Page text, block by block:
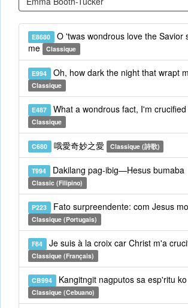
E8680 O 'twas wondrous love the Savior
me
Classique
E994 Oh, how dark the night that wrapt
Classique
E487 What a wondrous fact, I'm crucified
Classique
C680 哦愛奇妙之愛 Classique (詩歌)
T994 Dakilang pag-ibig—Hesus bumaba
Classic (Filipino)
P223 Fato surpreendente: com Jesus
Classique (Portugais)
F84 Je suis à la croix car Christ m'a
Classique (Français)
CB994 Kangitngit nagputos sa esp'ritu ko
Classique (Cebuano)